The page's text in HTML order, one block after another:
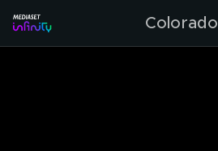
Colorado